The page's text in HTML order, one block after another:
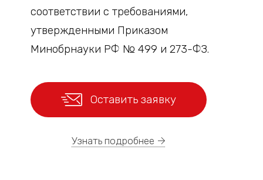
соответствии с требованиями,
утвержденными Приказом
Минобрнауки РФ № 499 и 273-ФЗ.
Оставить заявку
Узнать подробнее